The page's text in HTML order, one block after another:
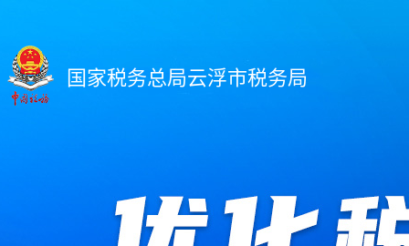
国家税务总局云浮市税务局